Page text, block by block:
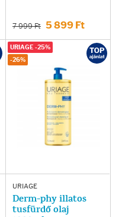
7 999 Ft 5 899 Ft
URIAGE
Derm-phy illatos
tusfürdő olaj
URIAGE -25%
-26%